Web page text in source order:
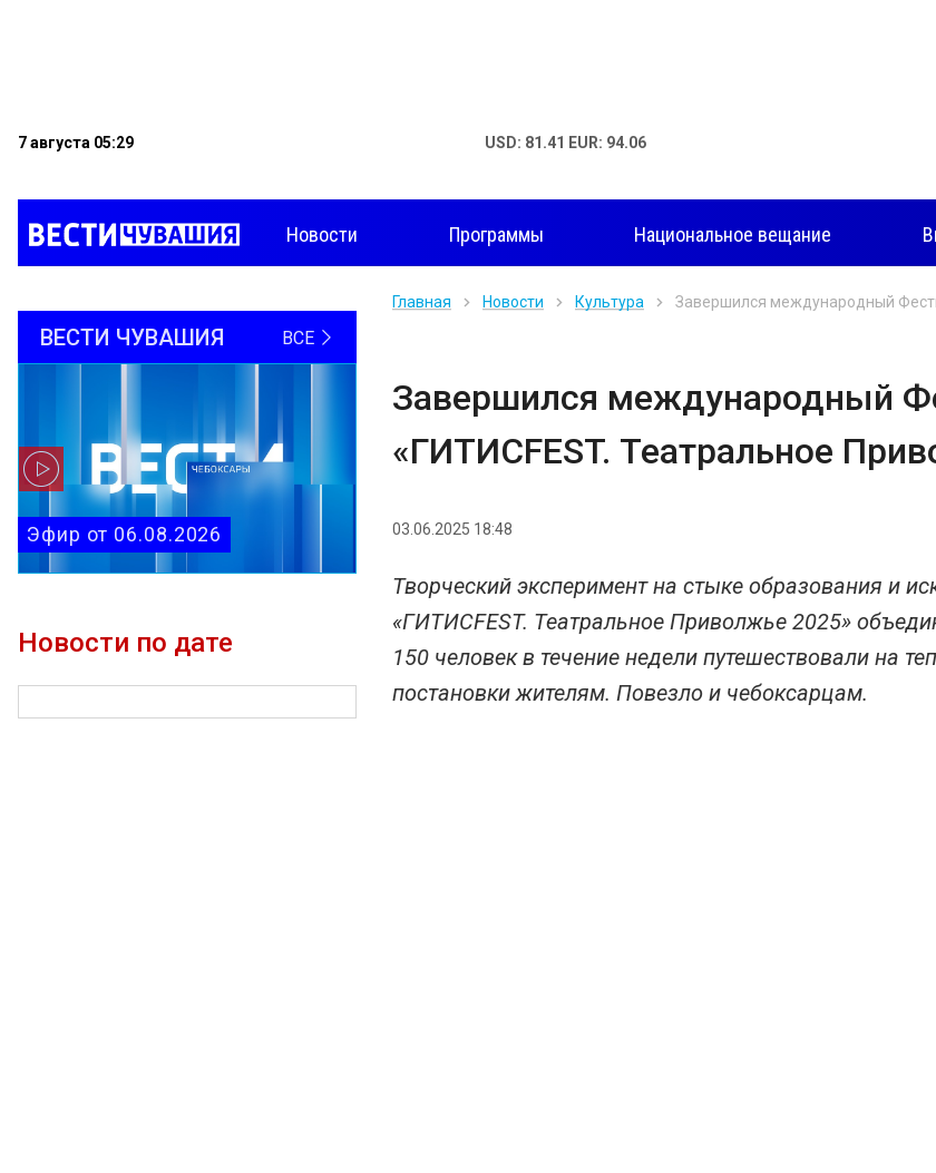
7 августа 05:29 USD: 81.41 EUR: 94.06
Новости Программы Национальное вещание
ВЕСТИ ЧУВАШИЯ ВСЕ
Эфир от 06.08.2026
Новости по дате
Главная Новости Культура Завершился международный
Завершился международный
«ГИТИСFEST. Театральное
03.06.2025 18:48
Творческий эксперимент на стыке образования и
«ГИТИСFEST. Театральное Приволжье 2025»
150 человек в течение недели путешествовали на
постановки жителям. Повезло и чебоксарцам.